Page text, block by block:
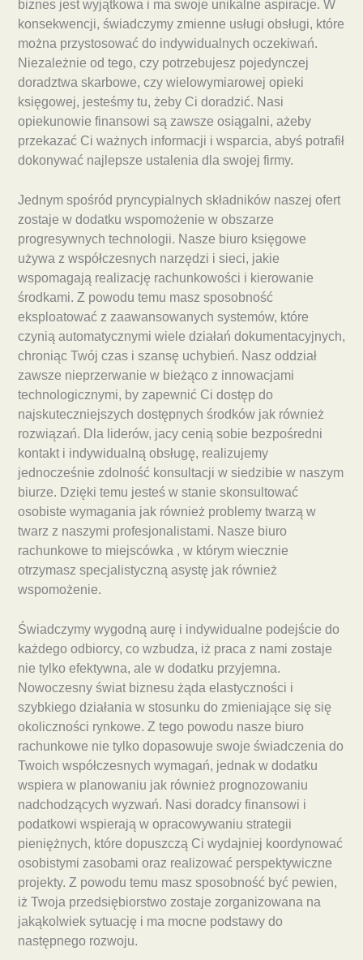
biznes jest wyjątkowa i ma swoje unikalne aspiracje. W
konsekwencji, świadczymy zmienne usługi obsługi, które
można przystosować do indywidualnych oczekiwań.
Niezależnie od tego, czy potrzebujesz pojedynczej
doradztwa skarbowe, czy wielowymiarowej opieki
księgowej, jesteśmy tu, żeby Ci doradzić. Nasi
opiekunowie finansowi są zawsze osiągalni, ażeby
przekazać Ci ważnych informacji i wsparcia, abyś potrafił
dokonywać najlepsze ustalenia dla swojej firmy.
Jednym spośród pryncypialnych składników naszej ofert
zostaje w dodatku wspomożenie w obszarze
progresywnych technologii. Nasze biuro księgowe
używa z współczesnych narzędzi i sieci, jakie
wspomagają realizację rachunkowości i kierowanie
środkami. Z powodu temu masz sposobność
eksploatować z zaawansowanych systemów, które
czynią automatycznymi wiele działań dokumentacyjnych,
chroniąc Twój czas i szansę uchybień. Nasz oddział
zawsze nieprzerwanie w bieżąco z innowacjami
technologicznymi, by zapewnić Ci dostęp do
najskuteczniejszych dostępnych środków jak również
rozwiązań. Dla liderów, jacy cenią sobie bezpośredni
kontakt i indywidualną obsługę, realizujemy
jednocześnie zdolność konsultacji w siedzibie w naszym
biurze. Dzięki temu jesteś w stanie skonsultować
osobiste wymagania jak również problemy twarzą w
twarz z naszymi profesjonalistami. Nasze biuro
rachunkowe to miejscówka , w którym wiecznie
otrzymasz specjalistyczną asystę jak również
wspomożenie.
Świadczymy wygodną aurę i indywidualne podejście do
każdego odbiorcy, co wzbudza, iż praca z nami zostaje
nie tylko efektywna, ale w dodatku przyjemna.
Nowoczesny świat biznesu żąda elastyczności i
szybkiego działania w stosunku do zmieniające się się
okoliczności rynkowe. Z tego powodu nasze biuro
rachunkowe nie tylko dopasowuje swoje świadczenia do
Twoich współczesnych wymagań, jednak w dodatku
wspiera w planowaniu jak również prognozowaniu
nadchodzących wyzwań. Nasi doradcy finansowi i
podatkowi wspierają w opracowywaniu strategii
pieniężnych, które dopuszczą Ci wydajniej koordynować
osobistymi zasobami oraz realizować perspektywiczne
projekty. Z powodu temu masz sposobność być pewien,
iż Twoja przedsiębiorstwo zostaje zorganizowana na
jakąkolwiek sytuację i ma mocne podstawy do
następnego rozwoju.